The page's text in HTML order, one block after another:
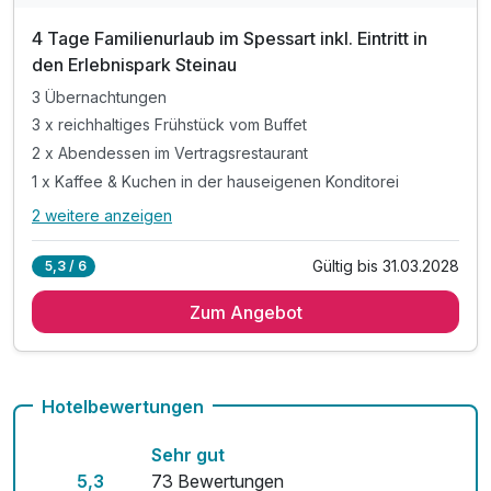
4 Tage Familienurlaub im Spessart inkl. Eintritt in
den Erlebnispark Steinau
3 Übernachtungen
3 x reichhaltiges Frühstück vom Buffet
2 x Abendessen im Vertragsrestaurant
1 x Kaffee & Kuchen in der hauseigenen Konditorei
Alle Inklusivleistungen
3 x reichhaltiges Frühstück vom Buffet
1 x Tageskarte in den Erlebnispark Steinau
2 weitere anzeigen
5,3 / 6 Gültig bis 31.03.2028
Zum Angebot
Hotelbewertungen
5,3
Sehr gut
73 Bewertungen